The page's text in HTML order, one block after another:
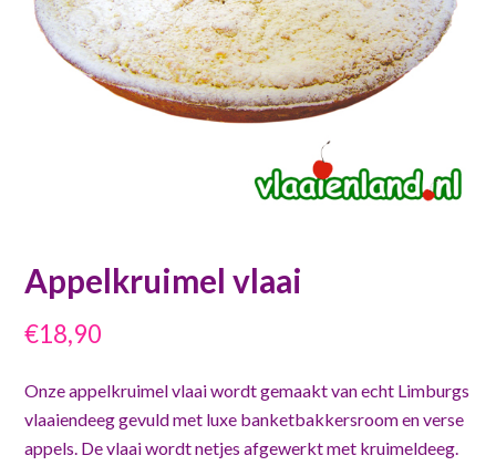
Appelkruimel vlaai
€18,90
Onze appelkruimel vlaai wordt gemaakt van echt Limburgs
vlaaiendeeg gevuld met luxe banketbakkersroom en verse
appels. De vlaai wordt netjes afgewerkt met kruimeldeeg.